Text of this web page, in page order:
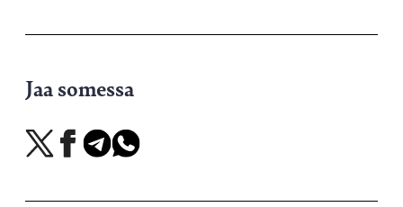
Jaa somessa
Jaa
X-
Jaa
Facebookissa
Jaa
Telegramissa
Jaa
WhatsAppissa